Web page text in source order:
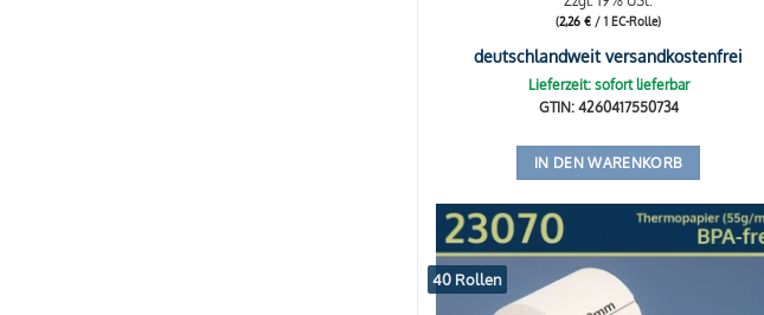
(2,26€ / 1 EC-Rolle)
deutschlandweit versandkostenfrei
Lieferzeit: sofort lieferbar
GTIN: 4260417550734
IN DEN WARENKORB
40 Rollen